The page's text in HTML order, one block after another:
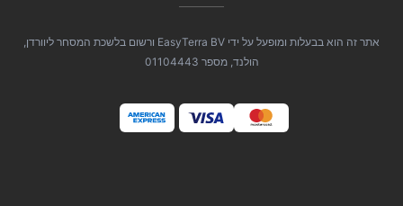
אתר זה הוא בבעלות ומופעל על ידי EasyTerra BV ורשום בלשכת המסחר ליוורדן,
הולנד, מספר 01104443